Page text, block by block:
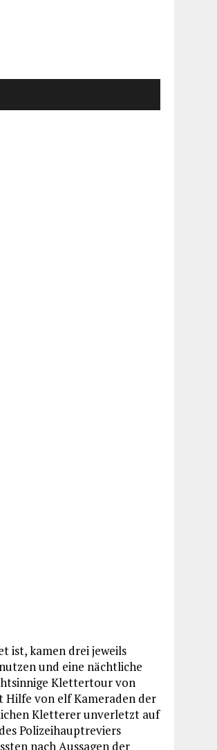
ist, kamen drei jeweils
und eine nächtliche
Klettertour von
Hilfe von elf Kameraden der
Kletterer unverletzt auf
Polizeihauptreviers
nach Aussagen der